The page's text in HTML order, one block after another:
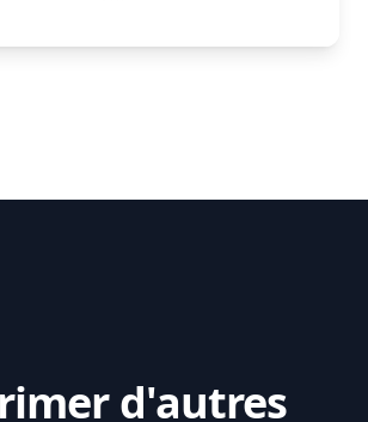
d'autres